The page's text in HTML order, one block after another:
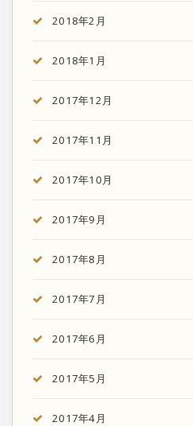
2018年2月
2018年1月
2017年12月
2017年11月
2017年10月
2017年9月
2017年8月
2017年7月
2017年6月
2017年5月
2017年4月